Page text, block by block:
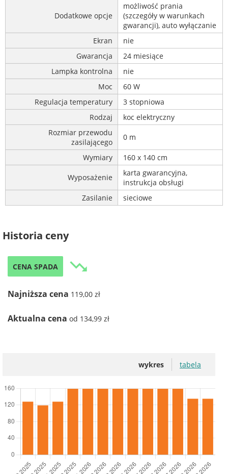
Dodatkowe opcje
możliwość prania
(szczegóły w warunkach
gwarancji), auto wyłączanie
Ekran
nie
Gwarancja
24 miesiące
Lampka kontrolna
nie
Moc
60 W
Regulacja temperatury
3 stopniowa
Rodzaj
koc elektryczny
Rozmiar przewodu
zasilającego
0 m
Wymiary 160 x 140 cm
Wyposażenie
karta gwarancyjna,
instrukcja obsługi
Zasilanie
sieciowe
Historia ceny
CENA SPADA trending_down
Najniższa cena 119,00 zł
Aktualna cena od 134,99 zł
wykres tabela